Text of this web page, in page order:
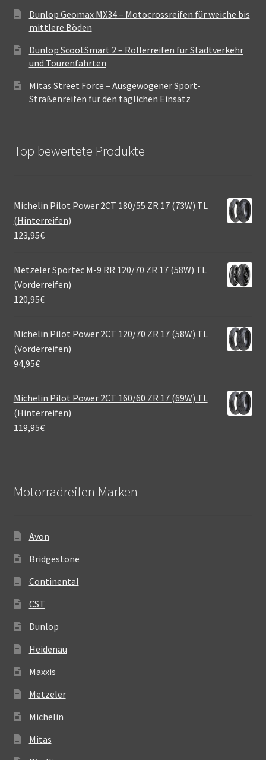
Dunlop Geomax MX34 – Motocrossreifen für weiche bis
mittlere Böden
Dunlop ScootSmart 2 – Rollerreifen für Stadtverkehr
und Tourenfahrten
Mitas Street Force – Ausgewogener Sport-
Straßenreifen für den täglichen Einsatz
Top bewertete Produkte
Michelin Pilot Power 2CT 180/55 ZR 17 (73W) TL
(Hinterreifen)
123,95€
Metzeler Sportec M-9 RR 120/70 ZR 17 (58W) TL
(Vorderreifen)
120,95€
Michelin Pilot Power 2CT 120/70 ZR 17 (58W) TL
(Vorderreifen)
94,95€
Michelin Pilot Power 2CT 160/60 ZR 17 (69W) TL
(Hinterreifen)
119,95€
Motorradreifen Marken
Avon
Bridgestone
Continental
CST
Dunlop
Heidenau
Maxxis
Metzeler
Michelin
Mitas